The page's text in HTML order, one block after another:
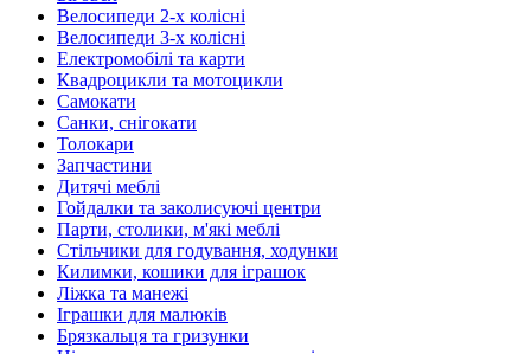
Велосипеди 2-х колісні
Велосипеди 3-х колісні
Електромобілі та карти
Квадроцикли та мотоцикли
Самокати
Санки, снігокати
Толокари
Запчастини
Дитячі меблі
Гойдалки та заколисуючі центри
Парти, столики, м'які меблі
Стільчики для годування, ходунки
Килимки, кошики для іграшок
Ліжка та манежі
Іграшки для малюків
Брязкальця та гризунки